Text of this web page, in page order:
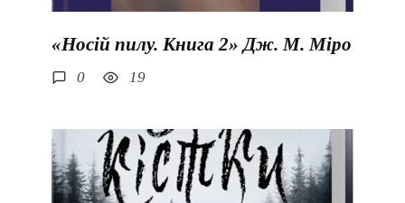
«Носій пилу. Книга 2» Дж. М. Міро
0 19